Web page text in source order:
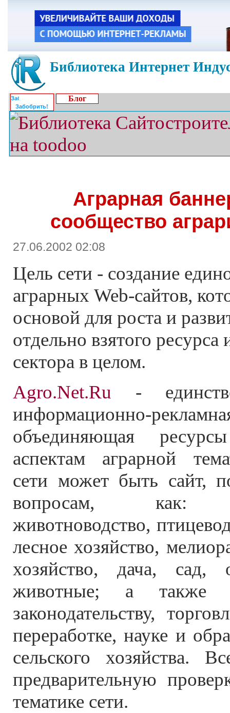
Библиотека Интернет
Забобрить!
Блог
Аграрная
сообщество
27.06.2002 02:08
Цель сети - создание
аграрных Web-сайтов,
основой для роста и
отдельно взятого ресурса
сектора в целом.
Agro.Net.Ru -
информационно-
объединяющая
аспектам аграрной
сети может быть сайт,
вопросам, как:
животноводство,
лесное хозяйство,
хозяйство, дача, сад,
животные; а также
законодательству,
переработке, науке и
сельского хозяйства.
предварительную
тематике сети.